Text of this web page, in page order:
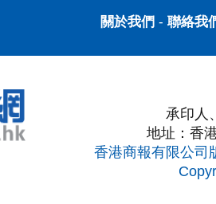
關於我們 - 聯絡我
承印人
地址：香
香港商報有限公司